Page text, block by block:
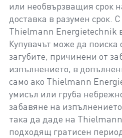
или необвързващия срок
доставка в разумен срок.
Thielmann Energietechnik
Купувачът може да поиска
загубите, причинени от
изпълнението, в
само ако Thielmann
умисъл или груба
забавяне на
така да даде на
подходящ гратисен